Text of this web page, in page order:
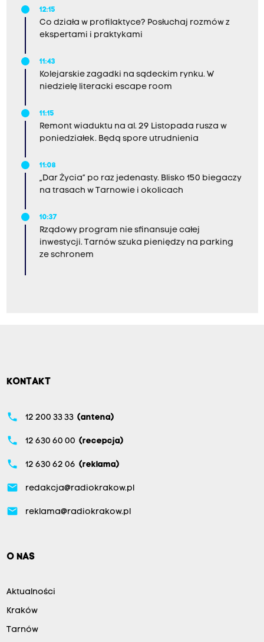
12:15
Co działa w profilaktyce? Posłuchaj rozmów z
ekspertami i praktykami
11:43
Kolejarskie zagadki na sądeckim rynku. W
niedzielę literacki escape room
11:15
Remont wiaduktu na al. 29 Listopada rusza w
poniedziałek. Będą spore utrudnienia
11:08
„Dar Życia” po raz jedenasty. Blisko 150 biegaczy
na trasach w Tarnowie i okolicach
10:37
Rządowy program nie sfinansuje całej
inwestycji. Tarnów szuka pieniędzy na parking
ze schronem
KONTAKT
phone 12 200 33 33 (antena)
phone 12 630 60 00 (recepcja)
phone 12 630 62 06 (reklama)
email redakcja@radiokrakow.pl
email reklama@radiokrakow.pl
O NAS
Aktualności
Kraków
Tarnów